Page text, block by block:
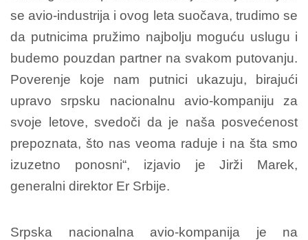
se avio-industrija i ovog leta suočava, trudimo se
da putnicima pružimo najbolju moguću uslugu i
budemo pouzdan partner na svakom putovanju.
Poverenje koje nam putnici ukazuju, birajući
upravo srpsku nacionalnu avio-kompaniju za
svoje letove, svedoči da je naša posvećenost
prepoznata, što nas veoma raduje i na šta smo
izuzetno ponosni“, izjavio je Jirži Marek,
generalni direktor Er Srbije.
Srpska nacionalna avio-kompanija je na